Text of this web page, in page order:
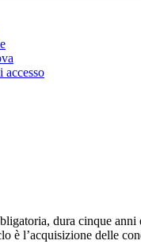
accesso
dura cinque
è l’acquisizione delle